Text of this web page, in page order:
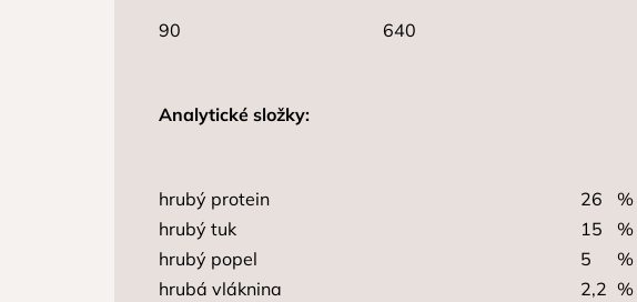
90 640
Analytické složky:
hrubý protein 26
%
hrubý tuk
15
%
hrubý popel
5
%
hrubá vláknina
2,2 %